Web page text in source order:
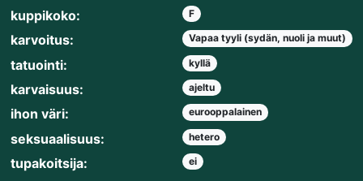
kuppikoko: F
karvoitus: Vapaa tyyli (sydän, nuoli ja muut)
tatuointi: kyllä
karvaisuus: ajeltu
ihon väri: eurooppalainen
seksuaalisuus: hetero
tupakoitsija: ei